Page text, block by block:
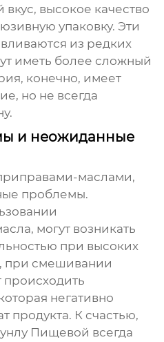
высокое качество
упаковку. Эти
из редких
иметь более сложный
конечно, имеет
но не всегда
и неожиданные
маслами,
проблемы.
могут возникать
при высоких
при смешивании
негативно
продукта. К счастью,
Пищевой всегда